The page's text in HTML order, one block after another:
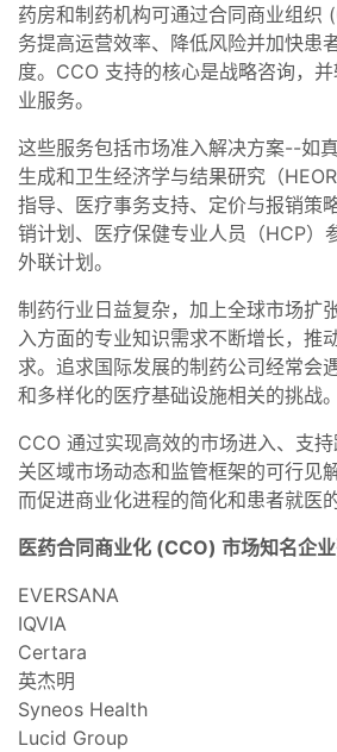
药房和制药机构可通过合同商业组织
务提高运营效率、降低风险并加快患
度。CCO 支持的核心是战略咨询，
业服务。
这些服务包括市场准入解决方案--如真
生成和卫生经济学与结果研究（
指导、医疗事务支持、定价与报销策
销计划、医疗保健专业人员（HCP）
外联计划。
制药行业日益复杂，加上全球市场扩
入方面的专业知识需求不断增长，推
求。追求国际发展的制药公司经常会
和多样化的医疗基础设施相关的挑战。
CCO 通过实现高效的市场进入、支
关区域市场动态和监管框架的可行见
而促进商业化进程的简化和患者就医的
医药合同商业化 (CCO) 市场知名企业
EVERSANA
IQVIA
Certara
英杰明
Syneos Health
Lucid Group